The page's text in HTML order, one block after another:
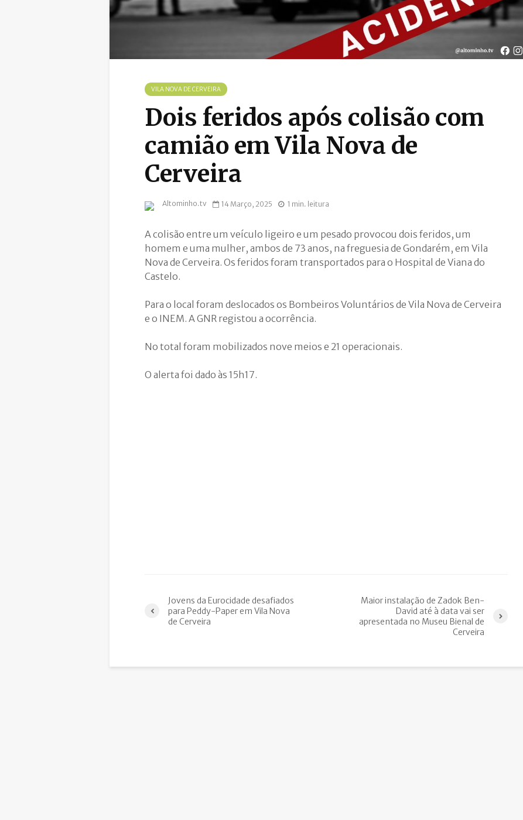
VILA NOVA DE CERVEIRA
Dois feridos após colisão com
camião em Vila Nova de
Cerveira
Altominho.tv 14 Março, 2025 1 min. leitura
A colisão entre um veículo ligeiro e um pesado provocou dois feridos, um
homem e uma mulher, ambos de 73 anos, na freguesia de Gondarém, em Vila
Nova de Cerveira. Os feridos foram transportados para o Hospital de Viana do
Castelo.
Para o local foram deslocados os Bombeiros Voluntários de Vila Nova de Cerveira
e o INEM. A GNR registou a ocorrência.
No total foram mobilizados nove meios e 21 operacionais.
O alerta foi dado às 15h17.
Jovens da Eurocidade desafiados
para Peddy-Paper em Vila Nova
de Cerveira
Maior instalação de Zadok Ben-
David até à data vai ser
apresentada no Museu Bienal de
Cerveira